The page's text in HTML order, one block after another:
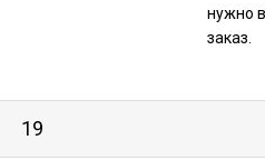
нужно
заказ.
19